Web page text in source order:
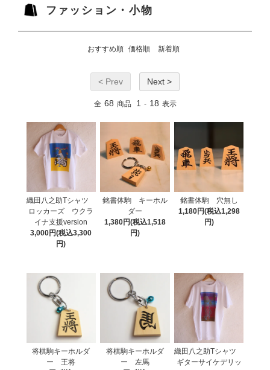
ファッション・小物
おすすめ順 価格順 新着順
< Prev Next >
全 68 商品 1 - 18 表示
織田八之助Tシャツ
ロッカーズ ウクラ
イナ支援version
3,000円(税込3,300
円)
銘書体駒 キーホル
ダー
1,380円(税込1,518
円)
銘書体駒 穴無し
1,180円(税込1,298
円)
将棋駒キーホルダ
ー 王将
将棋駒キーホルダ
ー 左馬
織田八之助Tシャツ
ギターサイケデリッ